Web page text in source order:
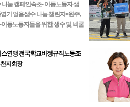
눔 캠페인속초- 이동노동자 생
기 얼음생수 나눔 챌린지<원주,
동노동자들을 위한 생수 및 넥쿨
연맹 전국학교비정규직노동조
지회장